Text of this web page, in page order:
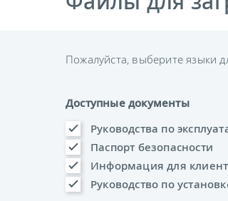
Пожалуйста, выберите языки
Доступные документы
Руководства по
Паспорт безопасности
Информация для
Руководство по